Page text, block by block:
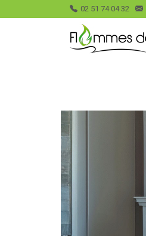
02 51 74 04 32